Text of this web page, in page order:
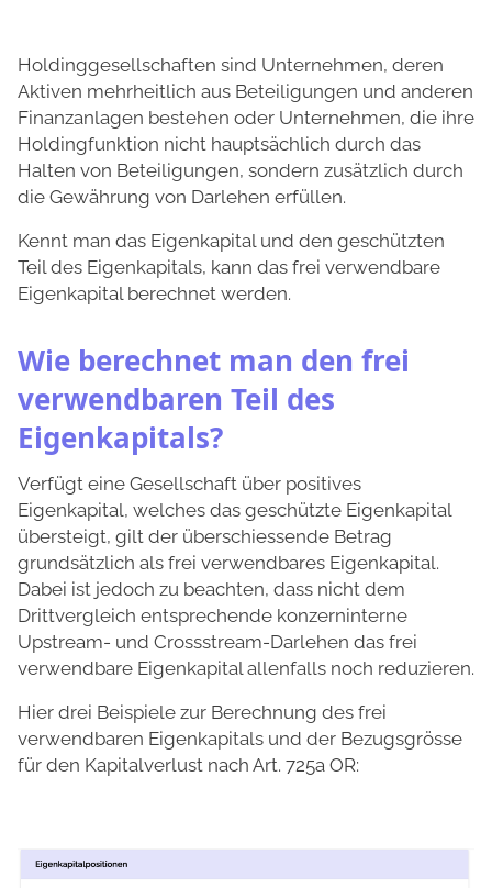
Holdinggesellschaften sind Unternehmen, deren
Aktiven mehrheitlich aus Beteiligungen und anderen
Finanzanlagen bestehen oder Unternehmen, die ihre
Holdingfunktion nicht hauptsächlich durch das
Halten von Beteiligungen, sondern zusätzlich durch
die Gewährung von Darlehen erfüllen.
Kennt man das Eigenkapital und den geschützten
Teil des Eigenkapitals, kann das frei verwendbare
Eigenkapital berechnet werden.
Wie berechnet man den frei
verwendbaren Teil des
Eigenkapitals?
Verfügt eine Gesellschaft über positives
Eigenkapital, welches das geschützte Eigenkapital
übersteigt, gilt der überschiessende Betrag
grundsätzlich als frei verwendbares Eigenkapital.
Dabei ist jedoch zu beachten, dass nicht dem
Drittvergleich entsprechende konzerninterne
Upstream- und Crossstream-Darlehen das frei
verwendbare Eigenkapital allenfalls noch reduzieren.
Hier drei Beispiele zur Berechnung des frei
verwendbaren Eigenkapitals und der Bezugsgrösse
für den Kapitalverlust nach Art. 725a OR: